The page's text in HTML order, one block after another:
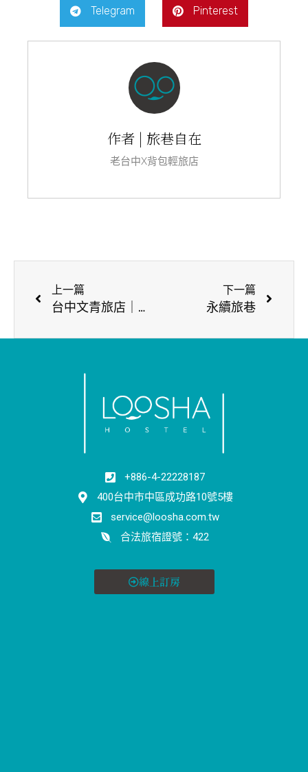
Telegram Pinterest
作者 | 旅巷自在
老台中X背包輕旅店
上一篇
台中文青旅店｜全自助的蔬食早餐，享受最棒的旅遊晨光！
下一篇
永續旅巷
+886-4-22228187
400台中市中區成功路10號5樓
service@loosha.com.tw
合法旅宿證號：422
線上訂房